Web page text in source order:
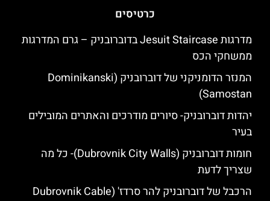
כרטיסים
מדרגות Jesuit Staircase בדוברובניק – גרם המדרגות
ממשחקי הכס
המנזר הדומניקני של דוברובניק (Dominikanski
Samostan)
יהדות דוברובניק- סיורים מודרכים והאתרים המובילים
בעיר
חומות דוברובניק (Dubrovnik City Walls)- כל מה
שצריך לדעת
הרכבל של דוברובניק להר סרדז' (Dubrovnik Cable